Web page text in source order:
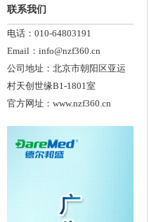
联系我们
电话：010-64803191
Email：info@nzf360.cn
公司地址：北京市朝阳区亚运
村天创世缘B1-1801室
官方网址：www.nzf360.cn